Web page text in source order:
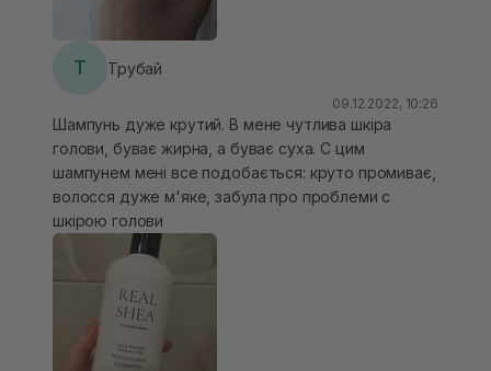
розчарована. АЛЕ знайшла альтернативу, брала
його лише на 1 етап очищення шкіри голови,
змивала, а на 2 етап давала вже Давінес Момо.
Тоді результат був крутий!)
Т Трубай
09.12.2022, 10:26
Шампунь дуже крутий. В мене чутлива шкіра
голови, буває жирна, а буває суха. С цим
шампунем мені все подобається: круто промиває,
волосся дуже м'яке, забула про проблеми с
шкірою голови